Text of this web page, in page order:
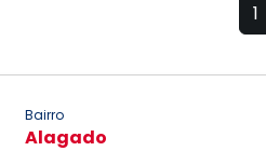
1
Bairro
Alagado